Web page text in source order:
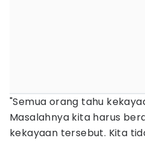
"Semua orang tahu
Masalahnya kita harus
kekayaan tersebut. Kita